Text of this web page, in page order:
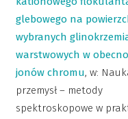
glebowego na
wybranych
warstwowych w
jonów chromu, w:
przemysł – metody
spektroskopowe w